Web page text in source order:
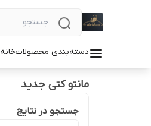
دسته‌بندی محصولاتخانه
مانتو کتی جدید
جستجو در نتایج